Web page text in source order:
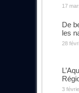
17
De
les
28
3